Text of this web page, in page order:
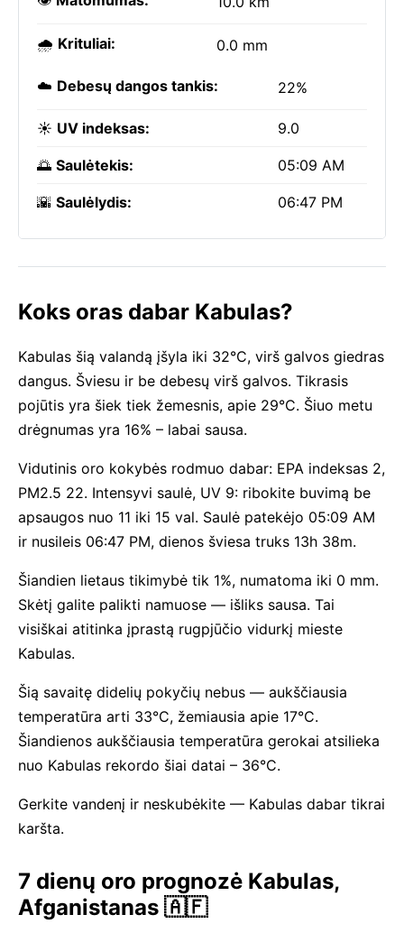
🌧️ Krituliai: 0.0 mm
☁️ Debesų dangos tankis: 22%
☀️ UV indeksas: 9.0
🌅 Saulėtekis: 05:09 AM
🌇 Saulėlydis: 06:47 PM
Koks oras dabar Kabulas?
Kabulas šią valandą įšyla iki 32°C, virš galvos giedras
dangus. Šviesu ir be debesų virš galvos. Tikrasis
pojūtis yra šiek tiek žemesnis, apie 29°C. Šiuo metu
drėgnumas yra 16% – labai sausa.
Vidutinis oro kokybės rodmuo dabar: EPA indeksas 2,
PM2.5 22. Intensyvi saulė, UV 9: ribokite buvimą be
apsaugos nuo 11 iki 15 val. Saulė patekėjo 05:09 AM
ir nusileis 06:47 PM, dienos šviesa truks 13h 38m.
Šiandien lietaus tikimybė tik 1%, numatoma iki 0 mm.
Skėtį galite palikti namuose — išliks sausa. Tai
visiškai atitinka įprastą rugpjūčio vidurkį mieste
Kabulas.
Šią savaitę didelių pokyčių nebus — aukščiausia
temperatūra arti 33°C, žemiausia apie 17°C.
Šiandienos aukščiausia temperatūra gerokai atsilieka
nuo Kabulas rekordo šiai datai – 36°C.
Gerkite vandenį ir neskubėkite — Kabulas dabar tikrai
karšta.
7 dienų oro prognozė Kabulas,
Afganistanas 🇦🇫